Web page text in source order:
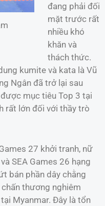
đang phải đối
mặt trước rất
nhiều khó
khăn và
thách thức.
kumite và kata là Vũ
Ngân đã trở lại sau
mục tiêu Top 3 tại
rất lớn đối với thầy trò
27 khởi tranh, nữ
SEA Games 26 hạng
bán phần dây chằng
thương nghiêm
Myanmar. Đây là tổn